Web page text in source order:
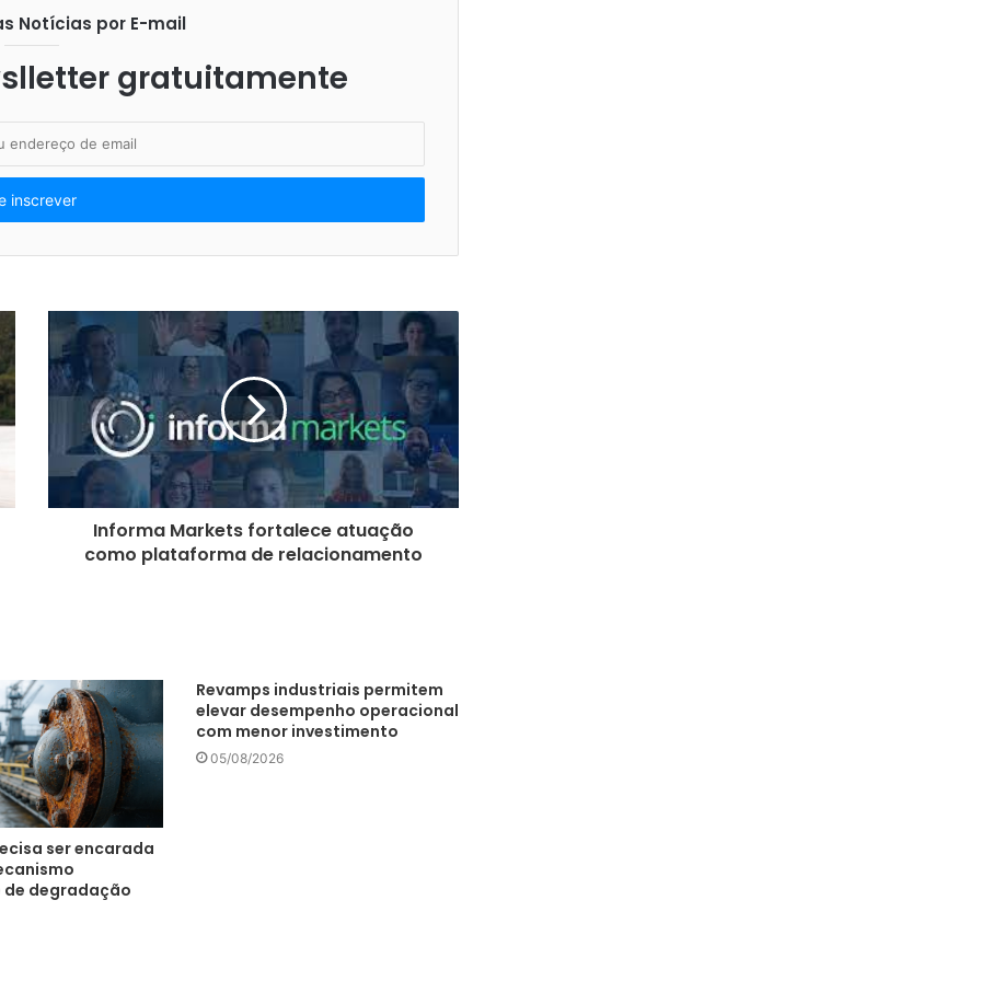
Notícias por E-mail
gratuitamente
Informa Markets fortalece atuação
como plataforma de relacionamento
ser encarada
de degradação
Revamps industriais permitem
elevar desempenho operacional
com menor investimento
05/08/2026